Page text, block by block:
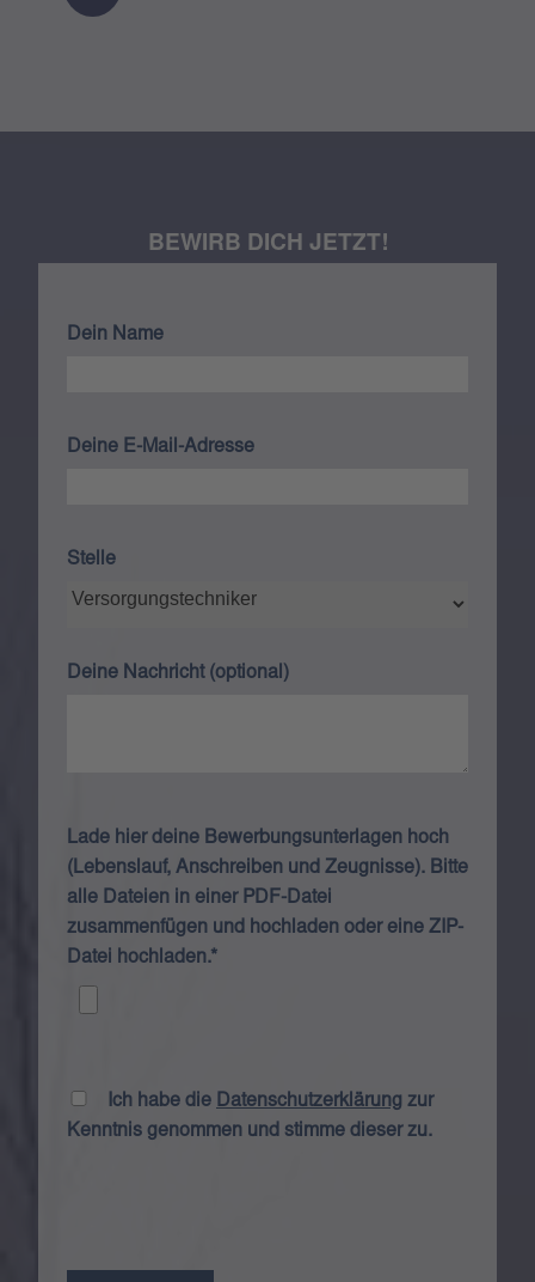
BEWIRB DICH JETZT!
Dein Name
Deine E-Mail-Adresse
Stelle
Deine Nachricht (optional)
Lade hier deine Bewerbungsunterlagen hoch
(Lebenslauf, Anschreiben und Zeugnisse). Bitte
alle Dateien in einer PDF-Datei
zusammenfügen und hochladen oder eine ZIP-
Datei hochladen.*
Ich habe die Datenschutzerklärung zur
Kenntnis genommen und stimme dieser zu.